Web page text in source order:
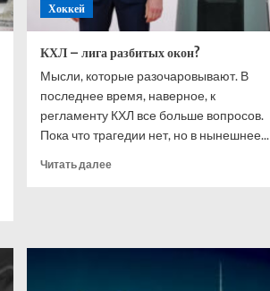
Хоккей
КХЛ – лига разбитых окон?
Мысли, которые разочаровывают. В
последнее время, наверное, к
регламенту КХЛ все больше вопросов.
Пока что трагедии нет, но в нынешнее...
Читать далееПрочитать
лига